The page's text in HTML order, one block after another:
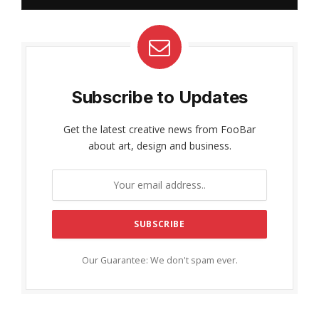
Subscribe to Updates
Get the latest creative news from FooBar
about art, design and business.
Our Guarantee: We don't spam ever.